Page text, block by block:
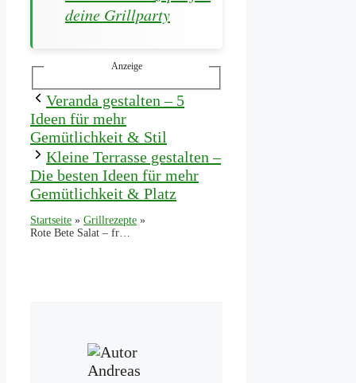
deine Grillparty
Anzeige
Veranda gestalten – 5
Ideen für mehr
Gemütlichkeit & Stil
Kleine Terrasse gestalten –
Die besten Ideen für mehr
Gemütlichkeit & Platz
Startseite » Grillrezepte »